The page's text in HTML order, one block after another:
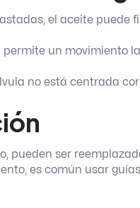
el aceite puede
un movimiento
no está centrada
pueden ser
es común usar